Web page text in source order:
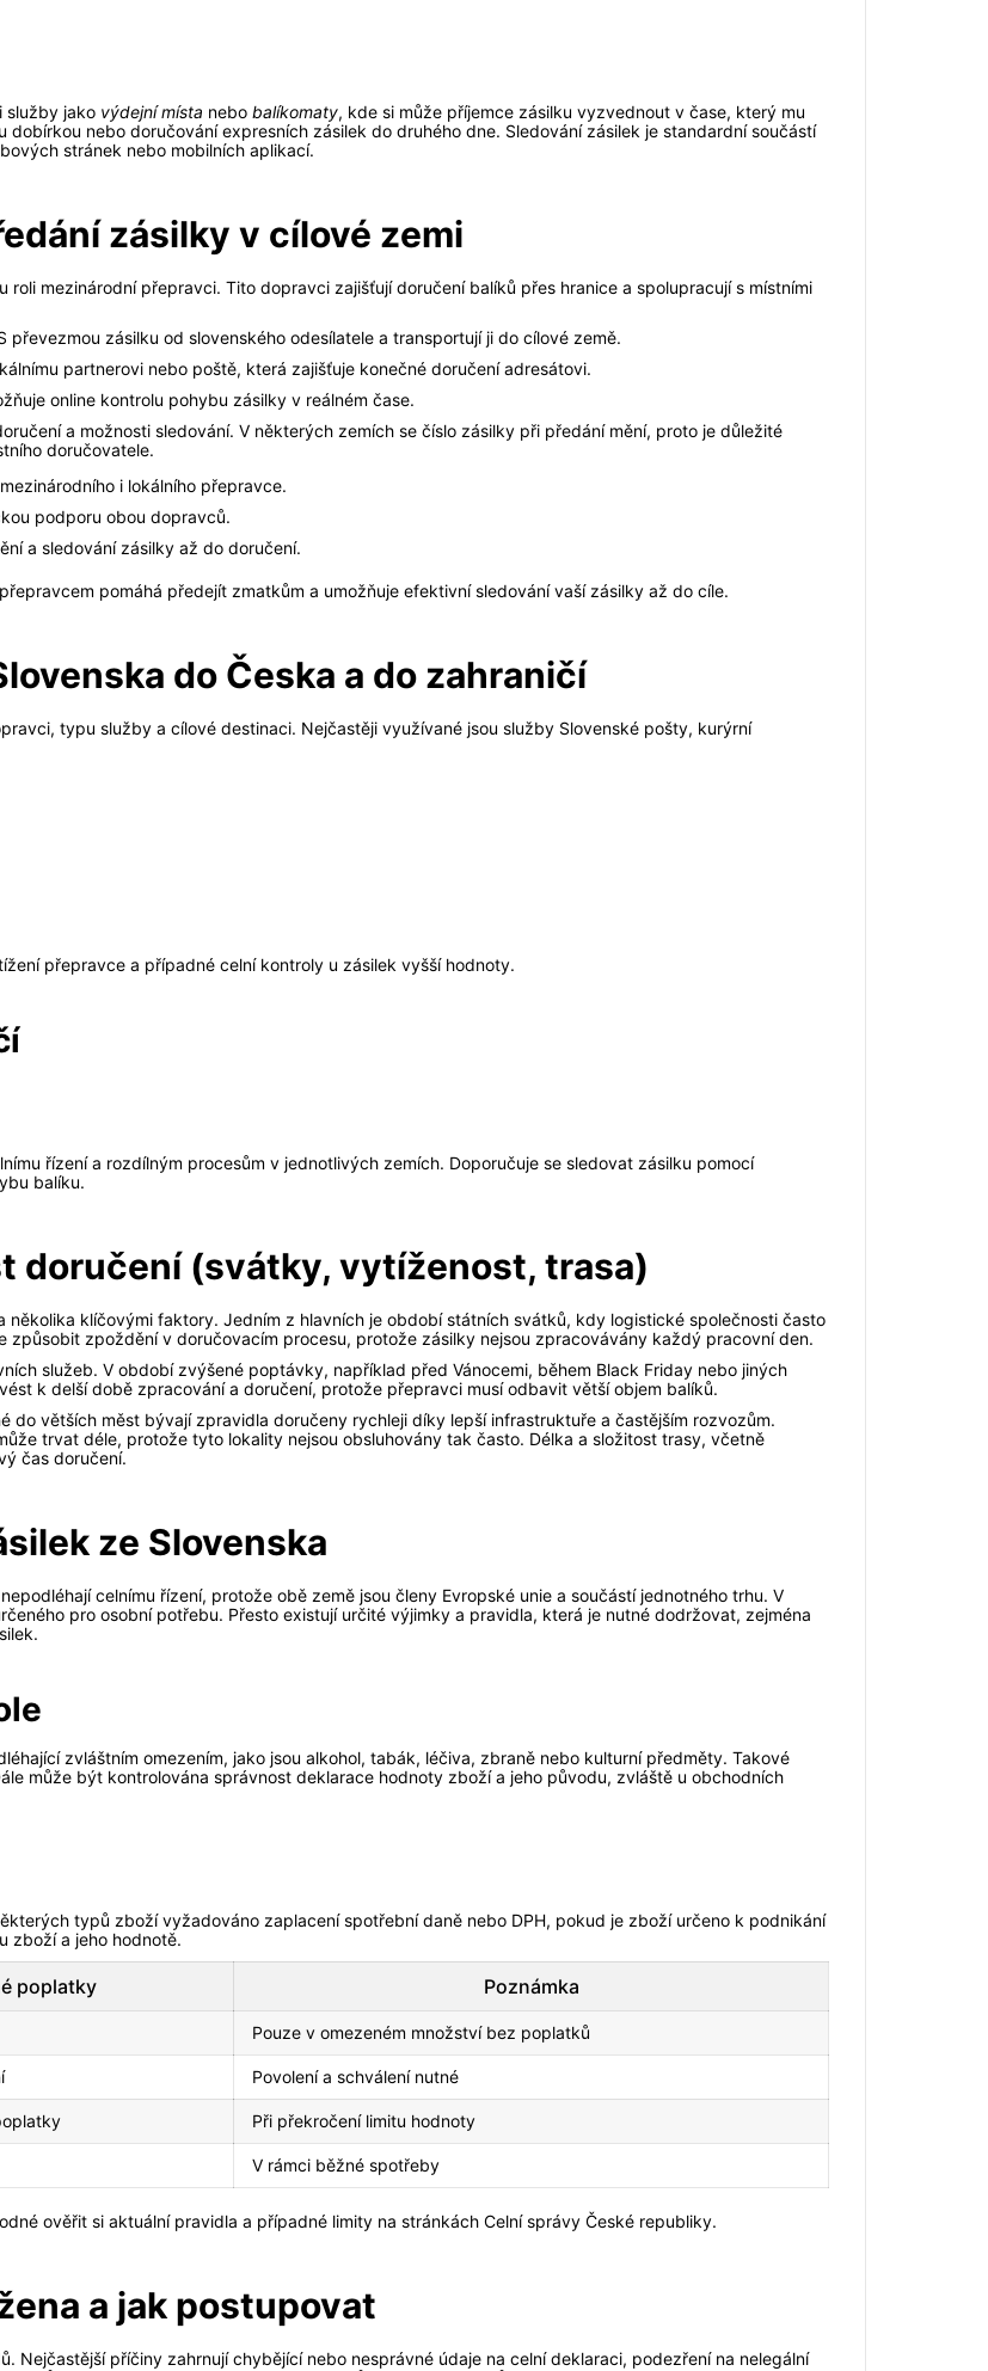
služby jako výdejní místa nebo balíkomaty, kde si může příjemce zásilku vyzvednout v čase, který mu
nebo doručování expresních zásilek do druhého dne. Sledování zásilek je standardní součástí
stránek nebo mobilních aplikací.
zásilky v cílové zemi
roli mezinárodní přepravci. Tito dopravci zajišťují doručení balíků přes hranice a spolupracují s místními
převezmou zásilku od slovenského odesílatele a transportují ji do cílové země.
partnerovi nebo poště, která zajišťuje konečné doručení adresátovi.
online kontrolu pohybu zásilky v reálném čase.
a možnosti sledování. V některých zemích se číslo zásilky při předání mění, proto je důležité
doručovatele.
i lokálního přepravce.
podporu obou dopravců.
a sledování zásilky až do doručení.
pomáhá předejít zmatkům a umožňuje efektivní sledování vaší zásilky až do cíle.
do Česka a do zahraničí
typu služby a cílové destinaci. Nejčastěji využívané jsou služby Slovenské pošty, kurýrní
přepravce a případné celní kontroly u zásilek vyšší hodnoty.
řízení a rozdílným procesům v jednotlivých zemích. Doporučuje se sledovat zásilku pomocí
balíku.
doručení (svátky, vytíženost, trasa)
několika klíčovými faktory. Jedním z hlavních je období státních svátků, kdy logistické společnosti často
způsobit zpoždění v doručovacím procesu, protože zásilky nejsou zpracovávány každý pracovní den.
služeb. V období zvýšené poptávky, například před Vánocemi, během Black Friday nebo jiných
k delší době zpracování a doručení, protože přepravci musí odbavit větší objem balíků.
do větších měst bývají zpravidla doručeny rychleji díky lepší infrastruktuře a častějším rozvozům.
trvat déle, protože tyto lokality nejsou obsluhovány tak často. Délka a složitost trasy, včetně
čas doručení.
ze Slovenska
celnímu řízení, protože obě země jsou členy Evropské unie a součástí jednotného trhu. V
pro osobní potřebu. Přesto existují určité výjimky a pravidla, která je nutné dodržovat, zejména
zvláštním omezením, jako jsou alkohol, tabák, léčiva, zbraně nebo kulturní předměty. Takové
může být kontrolována správnost deklarace hodnoty zboží a jeho původu, zvláště u obchodních
typů zboží vyžadováno zaplacení spotřební daně nebo DPH, pokud je zboží určeno k podnikání
zboží a jeho hodnotě.
poplatky Poznámka
Pouze v omezeném množství bez poplatků
Povolení a schválení nutné
Při překročení limitu hodnoty
V rámci běžné spotřeby
ověřit si aktuální pravidla a případné limity na stránkách Celní správy České republiky.
a jak postupovat
Nejčastější příčiny zahrnují chybějící nebo nesprávné údaje na celní deklaraci, podezření na nelegální